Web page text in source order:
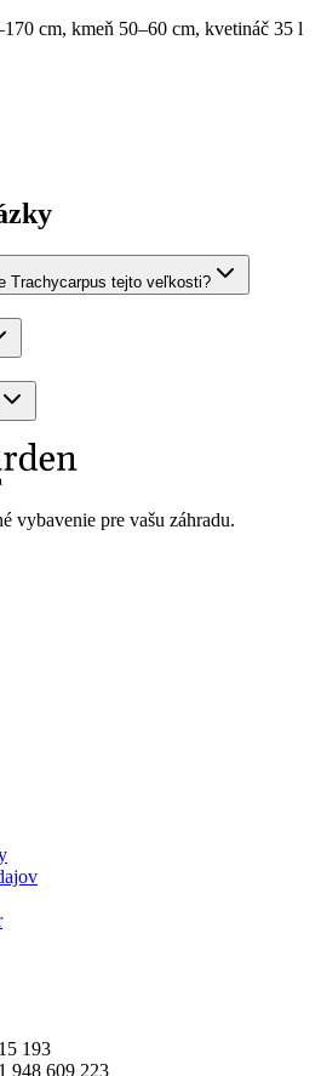
cm, kmeň 50–60 cm, kvetináč 35 l
Trachycarpus tejto veľkosti?
vybavenie pre vašu záhradu.
193
948 609 223